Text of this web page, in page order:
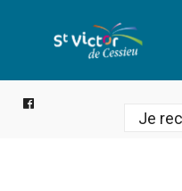
for: